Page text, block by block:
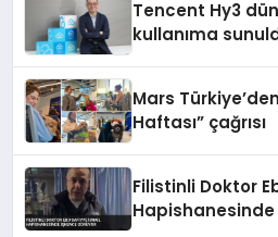
Tencent Hy3
kullanıma
Mars
Haftası” çağrısı
Filistinli Doktor